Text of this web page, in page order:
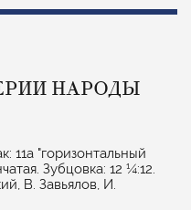
НАРОДЫ
11а "горизонтальный
Зубцовка: 12 ¼:12.
В. Завьялов, И.